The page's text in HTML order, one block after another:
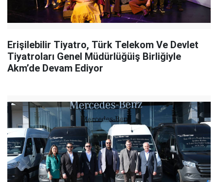
Erişilebilir Tiyatro, Türk Telekom Ve Devlet
Tiyatroları Genel Müdürlüğüiş Birliğiyle
Akm’de Devam Ediyor